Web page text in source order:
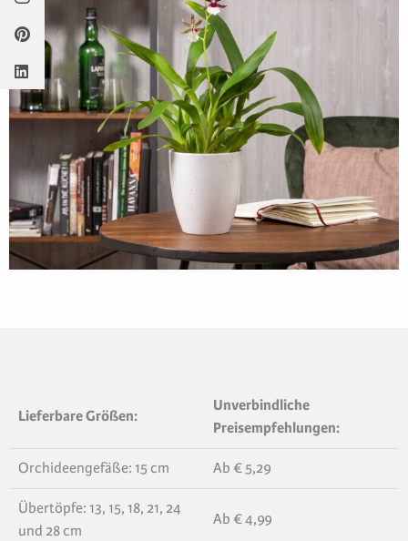
Lieferbare Größen:
Unverbindliche
Preisempfehlungen:
Orchideengefäße: 15 cm Ab € 5,29
Übertöpfe: 13, 15, 18, 21, 24
und 28 cm
Ab € 4,99